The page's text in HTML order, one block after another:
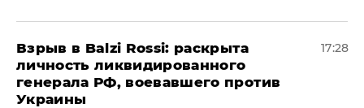
​Взрыв в Balzi Rossi: раскрыта
личность ликвидированного
генерала РФ, воевавшего против
Украины
17:28